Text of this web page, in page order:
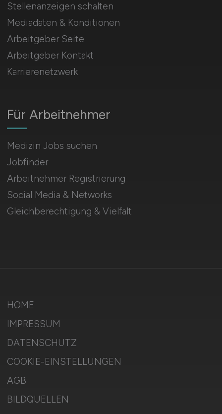
Für Arbeitnehmer
Medizin Jobs suchen
Jobfinder
Arbeitnehmer Registrierung
Social Media & Networks
Gleichberechtigung & Vielfalt
Stellenanzeigen schalten
Mediadaten & Konditionen
Arbeitgeber Seite
Arbeitgeber Kontakt
Karrierenetzwerk
HOME
IMPRESSUM
DATENSCHUTZ
COOKIE-EINSTELLUNGEN
AGB
BILDQUELLEN